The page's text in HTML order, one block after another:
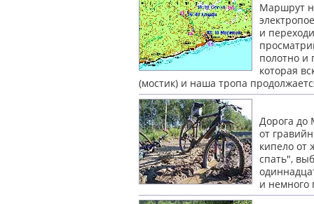
Маршрут
и
полотно и
которая
(мостик) и наша тропа
Дорога до
от
кипело от
спать",
и немного